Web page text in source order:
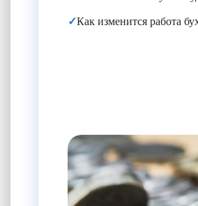
✓Как изменится работа